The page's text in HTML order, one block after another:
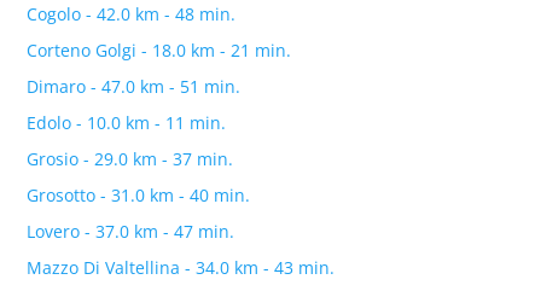
Cogolo - 42.0 km - 48 min.
Corteno Golgi - 18.0 km - 21 min.
Dimaro - 47.0 km - 51 min.
Edolo - 10.0 km - 11 min.
Grosio - 29.0 km - 37 min.
Grosotto - 31.0 km - 40 min.
Lovero - 37.0 km - 47 min.
Mazzo Di Valtellina - 34.0 km - 43 min.